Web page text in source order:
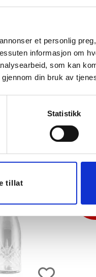
et personlig
informasjon om
som kan
din bruk av
Statistikk
tillat
Bredde:
9 cm
Diameter:
900 cm
Tips venner om dette
Last ned bilde